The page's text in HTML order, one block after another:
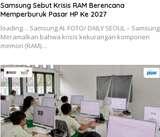
Samsung Sebut Krisis RAM Berencana
Memperburuk Pasar HP Ke 2027
loading… Samsung AI. FOTO/ DAILY SEOUL – Samsung
Meramalkan bahwa krisis kekurangan komponen
memori (RAM)…